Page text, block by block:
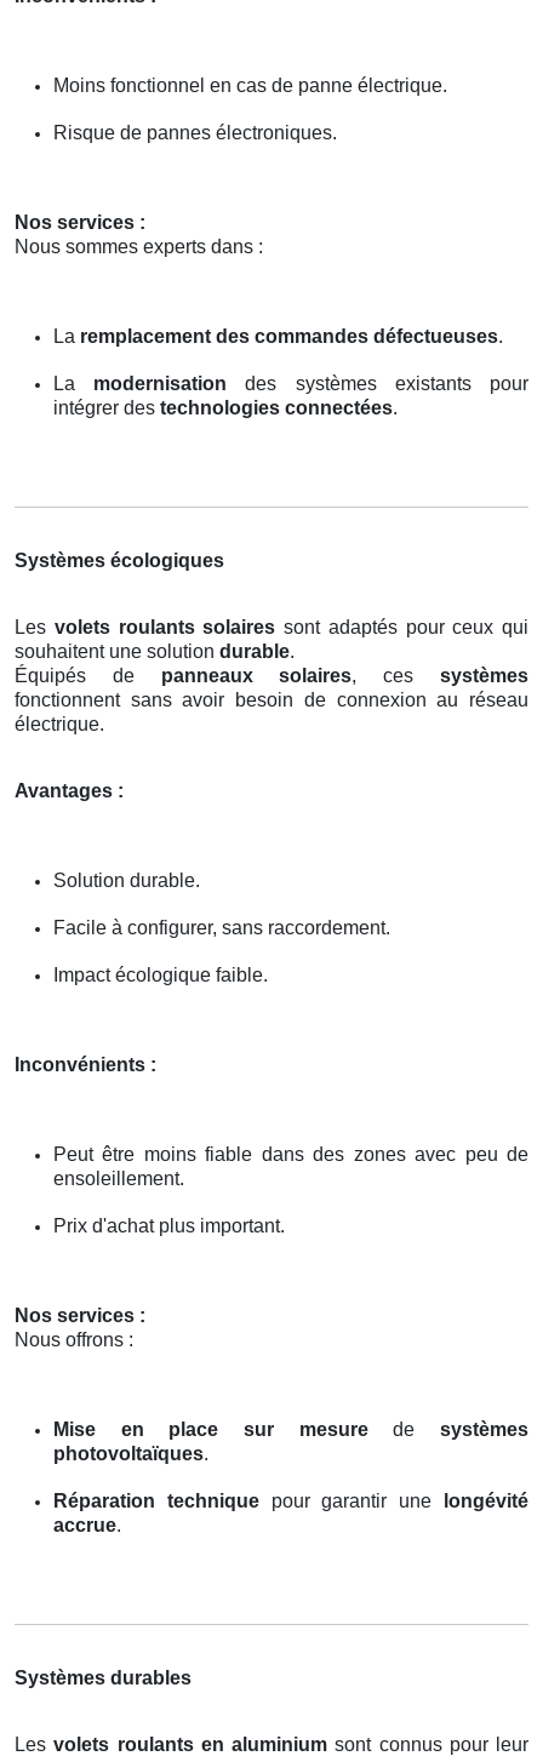
Moins fonctionnel en cas de panne électrique.
Risque de pannes électroniques.
Nos services :
Nous sommes experts dans :
La remplacement des commandes défectueuses.
La modernisation des systèmes existants pour
intégrer des technologies connectées.
Systèmes écologiques
Les volets roulants solaires sont adaptés pour ceux qui
souhaitent une solution durable.
Équipés de panneaux solaires, cessystèmes
fonctionnent sans avoir besoin de connexion au réseau
électrique.
Avantages :
Solution durable.
Facile à configurer, sans raccordement.
Impact écologique faible.
Inconvénients :
Peut être moins fiable dans des zones avec peu de
ensoleillement.
Prix d'achat plus important.
Nos services :
Nous offrons :
Mise en place sur mesuredesystèmes
photovoltaïques.
Réparation techniquepour garantir une
longévité
accrue.
Systèmes durables
Lesvolets roulants en aluminium sont connus pour leur